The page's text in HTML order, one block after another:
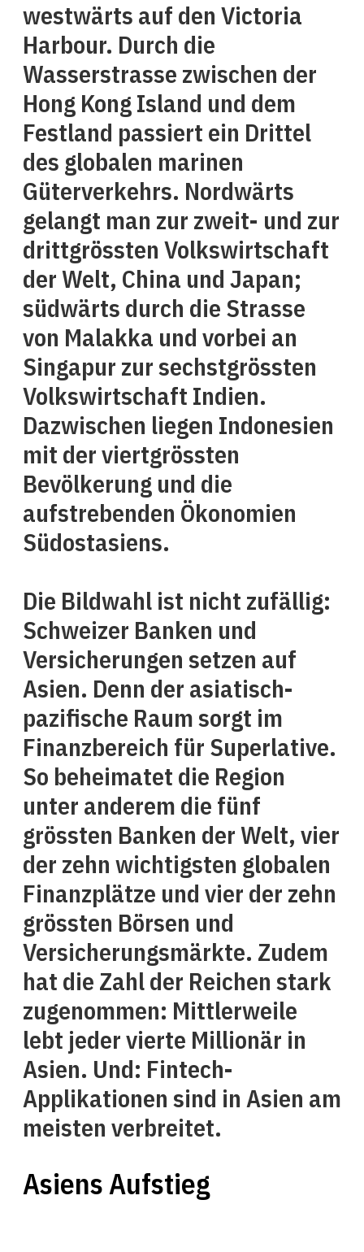
westwärts auf den Victoria
Harbour. Durch die
Wasserstrasse zwischen der
Hong Kong Island und dem
Festland passiert ein Drittel
des globalen marinen
Güterverkehrs. Nordwärts
gelangt man zur zweit- und zur
drittgrössten Volkswirtschaft
der Welt, China und Japan;
südwärts durch die Strasse
von Malakka und vorbei an
Singapur zur sechstgrössten
Volkswirtschaft Indien.
Dazwischen liegen Indonesien
mit der viertgrössten
Bevölkerung und die
aufstrebenden Ökonomien
Südostasiens.
Die Bildwahl ist nicht zufällig:
Schweizer Banken und
Versicherungen setzen auf
Asien. Denn der asiatisch-
pazifische Raum sorgt im
Finanzbereich für Superlative.
So beheimatet die Region
unter anderem die fünf
grössten Banken der Welt, vier
der zehn wichtigsten globalen
Finanzplätze und vier der zehn
grössten Börsen und
Versicherungsmärkte. Zudem
hat die Zahl der Reichen stark
zugenommen: Mittlerweile
lebt jeder vierte Millionär in
Asien. Und: Fintech-
Applikationen sind in Asien am
meisten verbreitet.
Asiens Aufstieg